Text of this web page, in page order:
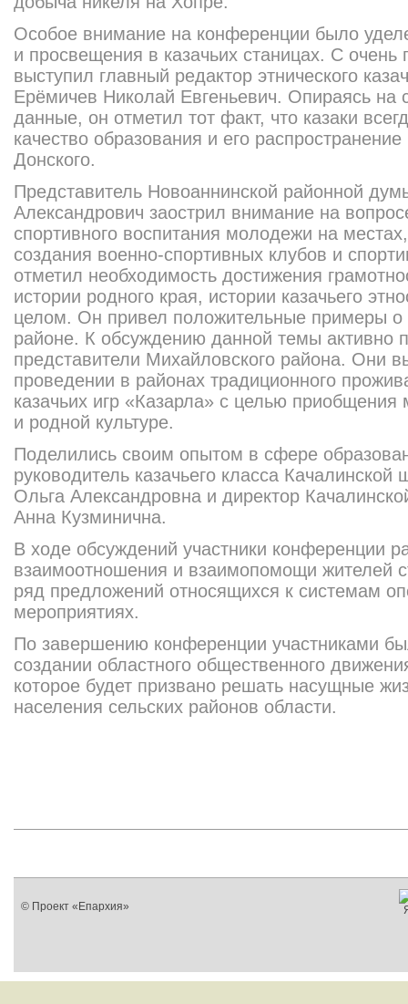
Особое внимание на конференции было
и просвещения в казачьих станицах. С
выступил главный редактор этнического
Ерёмичев Николай Евгеньевич. Опираясь на
данные, он отметил тот факт, что казаки
качество образования и его
Донского.
Представитель Новоаннинской районной
Александрович заострил внимание на
спортивного воспитания молодежи на
создания военно-спортивных клубов и
отметил необходимость достижения
истории родного края, истории казачьего
целом. Он привел положительные примеры о
районе. К обсуждению данной темы активно
представители Михайловского района. Они
проведении в районах традиционного
казачьих игр «Казарла» с целью приобщения
и родной культуре.
Поделились своим опытом в сфере
руководитель казачьего класса
Ольга Александровна и директор
Анна Кузминична.
В ходе обсуждений участники конференции
взаимоотношения и взаимопомощи жителей
ряд предложений относящихся к системам
мероприятиях.
По завершению конференции участниками
создании областного общественного
которое будет призвано решать насущные
населения сельских районов области.
© Проект «Епархия»